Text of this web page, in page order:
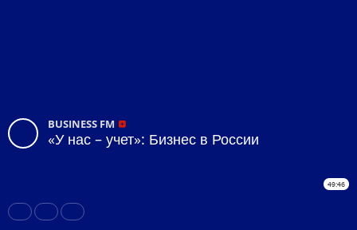
BUSINESS FM
«У нас – учет»: Бизнес в России
49:46
Share